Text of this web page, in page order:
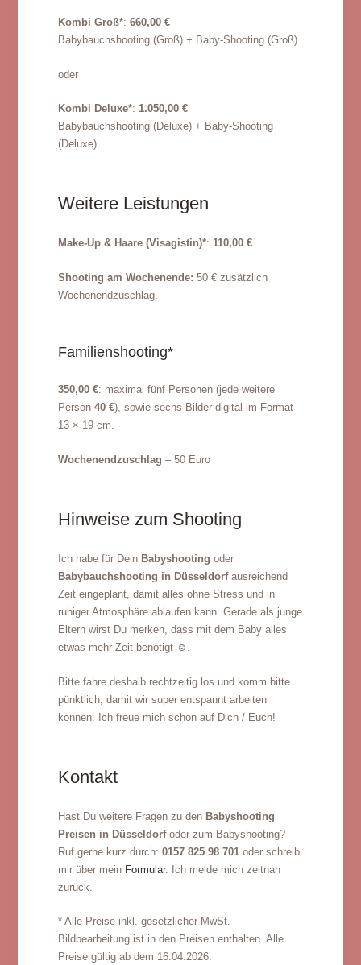
Kombi Groß*:660,00 €
Babybauchshooting (Groß) + Baby-Shooting (Groß)
oder
Kombi Deluxe*:1.050,00 €
Babybauchshooting (Deluxe) + Baby-Shooting
(Deluxe)
Weitere Leistungen
Make-Up & Haare (Visagistin)*:110,00 €
Shooting am Wochenende: 50 € zusätzlich
Wochenendzuschlag.
Familienshooting*
350,00 €: maximal fünf Personen (jede weitere
Person40 €), sowie sechs Bilder digital im Format
13 × 19 cm.
Wochenendzuschlag – 50 Euro
Hinweise zum Shooting
Ich habe für Dein Babyshooting oder
Babybauchshooting in Düsseldorfausreichend
Zeit eingeplant, damit alles ohne Stress und in
ruhiger Atmosphäre ablaufen kann. Gerade als junge
Eltern wirst Du merken, dass mit dem Baby alles
etwas mehr Zeit benötigt ☺️.
Bitte fahre deshalb rechtzeitig los und komm bitte
pünktlich, damit wir super entspannt arbeiten
können. Ich freue mich schon auf Dich / Euch!
Kontakt
Hast Du weitere Fragen zu den Babyshooting
Preisen in Düsseldorfoder zum Babyshooting?
Ruf gerne kurz durch:0157 825 98 701 oder schreib
mir über mein Formular. Ich melde mich zeitnah
zurück.
* Alle Preise inkl. gesetzlicher MwSt.
Bildbearbeitung ist in den Preisen enthalten. Alle
Preise gültig ab dem 16.04.2026.